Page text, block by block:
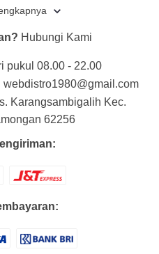
Hubungi Kami
pukul 08.00 - 22.00
webdistro1980@gmail.com
Karangsambigalih Kec.
62256